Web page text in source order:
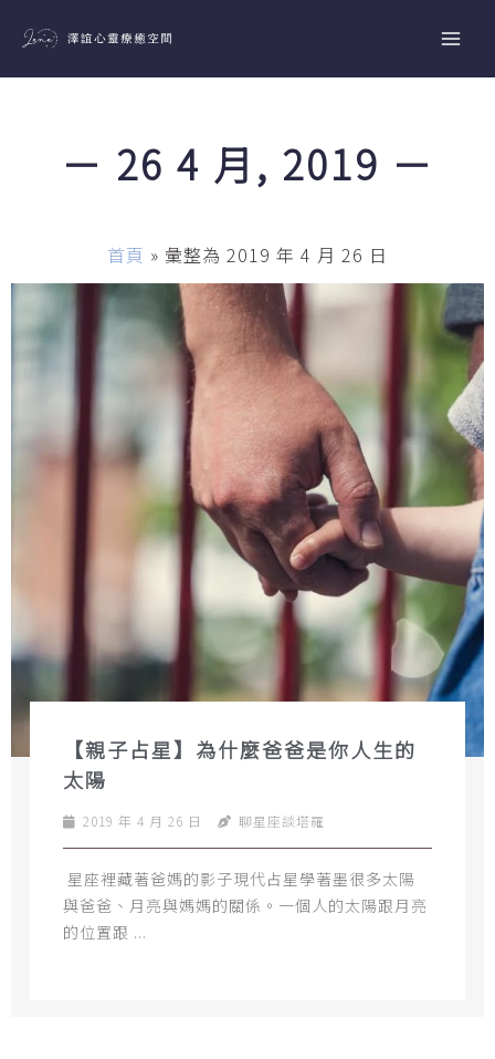
主
－ 26 4 月, 2019 －
首頁 » 彙整為 2019 年 4 月 26 日
【親子占星】為什麼爸爸是你人生的
太陽
2019 年 4 月 26 日 聊星座談塔羅
​ 星座裡藏著爸媽的影子​現代占星學著墨很多太陽
與爸爸、月亮與媽媽的關係。一個人的太陽跟月亮
的位置跟 ...